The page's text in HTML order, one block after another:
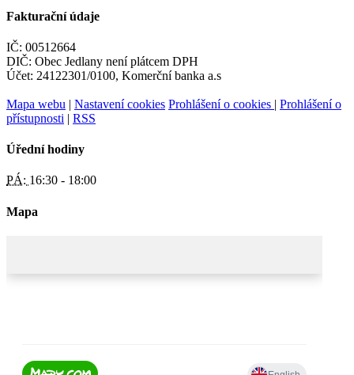
Fakturační údaje
IČ: 00512664
DIČ: Obec Jedlany není plátcem DPH
Účet: 24122301/0100, Komerční banka a.s
Mapa webu | Nastavení cookies Prohlášení o cookies | Prohlášení o
přístupnosti | RSS
Úřední hodiny
PÁ: 16:30 - 18:00
Mapa